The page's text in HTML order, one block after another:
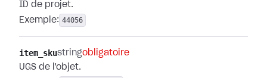
ID de projet.
Exemple: 44056
item_skustringobligatoire
UGS de l'objet.